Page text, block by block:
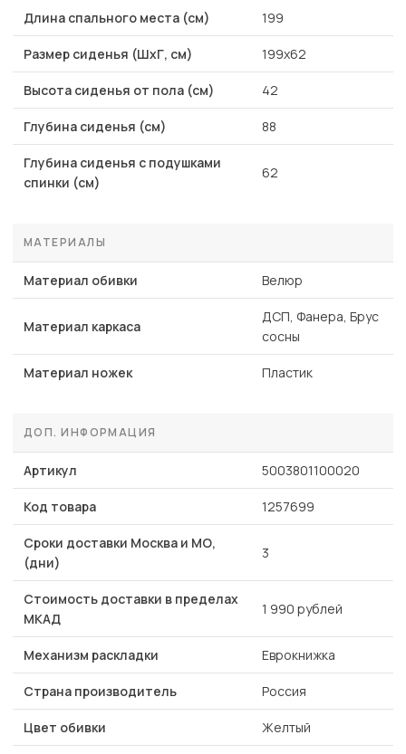
Длина спального места (см) 199
Размер сиденья (ШхГ, см) 199х62
Высота сиденья от пола (см) 42
Глубина сиденья (см) 88
Глубина сиденья с подушками
спинки (см)
62
МАТЕРИАЛЫ
Материал обивки Велюр
Материал каркаса
ДСП, Фанера, Брус
сосны
Материал ножек Пластик
ДОП. ИНФОРМАЦИЯ
Артикул 5003801100020
Код товара 1257699
Сроки доставки Москва и МО,
(дни)
3
Стоимость доставки в пределах
МКАД
1 990 рублей
Механизм раскладки Еврокнижка
Страна производитель Россия
Цвет обивки Желтый